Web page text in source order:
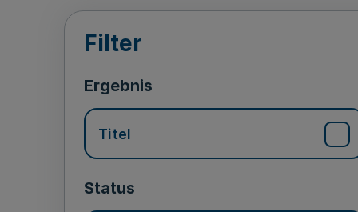
Suchergebnisse
Filter
Ergebnis
Titel
Status